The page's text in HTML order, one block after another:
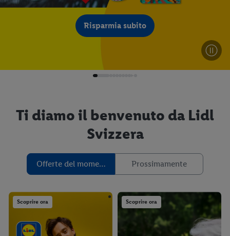
Risparmia subito
Ti diamo il benvenuto da Lidl
Svizzera
Offerte del momento Prossimamente
Scoprire ora Scoprire ora